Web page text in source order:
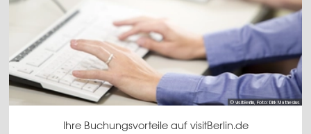
© visitBerlin, Foto: Dirk Mathesius
Ihre Buchungsvorteile auf visitBerlin.de